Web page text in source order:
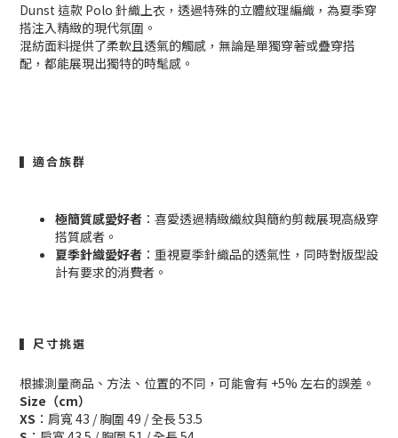
Dunst 這款 Polo 針織上衣，透過特殊的立體紋理編織，為夏季穿
搭注入精緻的現代氛圍。
混紡面料提供了柔軟且透氣的觸感，無論是單獨穿著或疊穿搭
配，都能展現出獨特的時髦感。
▍適合族群
極簡質感愛好者 ：喜愛透過精緻織紋與簡約剪裁展現高級穿
搭質感者。
夏季針織愛好者 ：重視夏季針織品的透氣性，同時對版型設
計有要求的消費者。
▍尺寸挑選
根據測量商品、方法、位置的不同，可能會有 +5% 左右的誤差。
Size（cm）
XS ：肩寬 43 / 胸圍 49 / 全長 53.5